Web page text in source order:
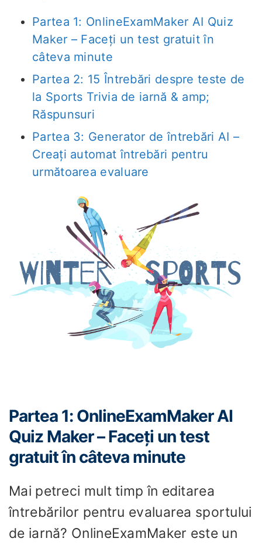
Partea 1: OnlineExamMaker AI Quiz
Maker – Faceți un test gratuit în
câteva minute
Partea 2: 15 Întrebări despre teste de
la Sports Trivia de iarnă & amp;
Răspunsuri
Partea 3: Generator de întrebări AI –
Creați automat întrebări pentru
următoarea evaluare
Partea 1: OnlineExamMaker AI
Quiz Maker – Faceți un test
gratuit în câteva minute
Mai petreci mult timp în editarea
întrebărilor pentru evaluarea sportului
de iarnă? OnlineExamMaker este un